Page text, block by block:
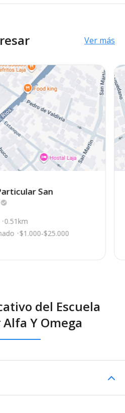
Ver más
San
0.51km
$1.000-$25.000
del Escuela
Y Omega